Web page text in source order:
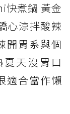
快煮鍋 黃金
心涼拌酸辣
開胃系與個
天沒胃口
適合當作懶